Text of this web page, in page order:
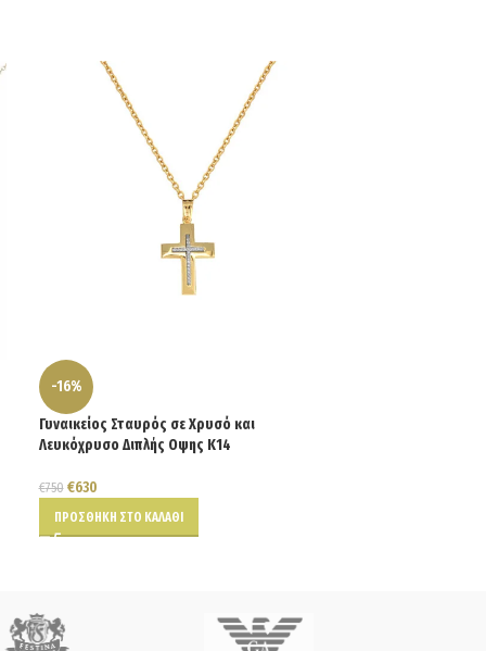
-16%
Γυναικείος Σταυρός σε Χρυσό και
Λευκόχρυσο Διπλής Οψης Κ14
€750 €630
ΠΡΟΣΘΉΚΗ ΣΤΟ ΚΑΛΆΘΙ